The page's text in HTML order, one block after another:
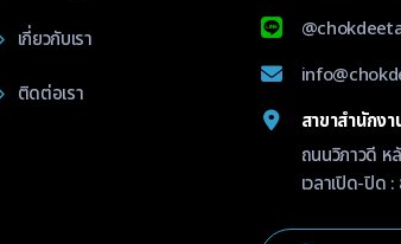
เกี่ยวกับเรา
ติดต่อเรา
สาขาสำนักง
ถนนวิภาวดี ห
เวลาเปิด-ปิด